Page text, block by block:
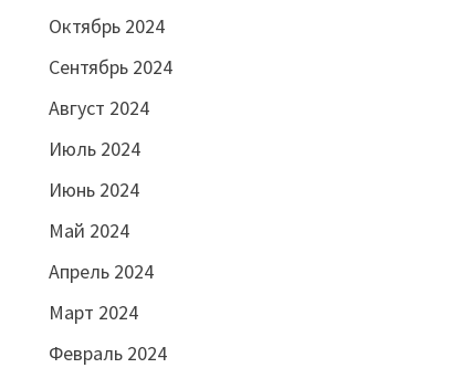
Октябрь 2024
Сентябрь 2024
Август 2024
Июль 2024
Июнь 2024
Май 2024
Апрель 2024
Март 2024
Февраль 2024